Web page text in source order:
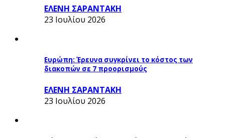
ΕΛΕΝΗ ΣΑΡΑΝΤΑΚΗ
23 Ιουλίου 2026
Ευρώπη: Έρευνα συγκρίνει το κόστος των
διακοπών σε 7 προορισμούς
ΕΛΕΝΗ ΣΑΡΑΝΤΑΚΗ
23 Ιουλίου 2026